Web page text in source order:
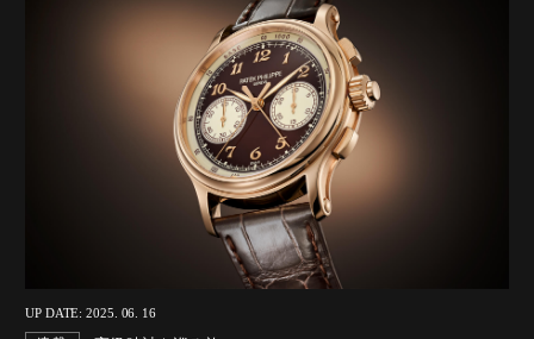
UP DATE: 2025. 06. 16